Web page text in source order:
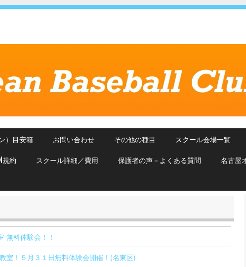
）目安箱 お問い合わせ その他の種目
スクール会場一覧
規約
スクール詳細／費用 保護者の声－よくある質問
名古屋
無料体験会！！
室！５月３１日無料体験会開催！(名東区)